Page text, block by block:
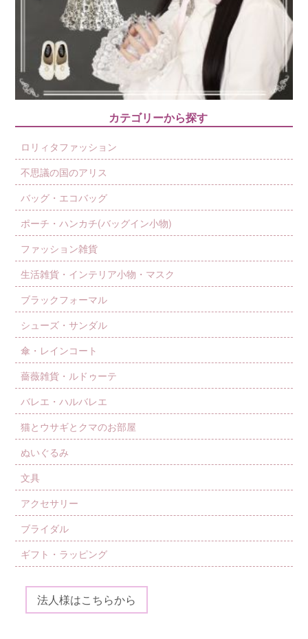
カテゴリーから探す
ロリィタファッション
不思議の国のアリス
バッグ・エコバッグ
ポーチ・ハンカチ(バッグイン小物)
ファッション雑貨
生活雑貨・インテリア小物・マスク
ブラックフォーマル
シューズ・サンダル
傘・レインコート
薔薇雑貨・ルドゥーテ
バレエ・ハルバレエ
猫とウサギとクマのお部屋
ぬいぐるみ
文具
アクセサリー
ブライダル
ギフト・ラッピング
法人様はこちらから